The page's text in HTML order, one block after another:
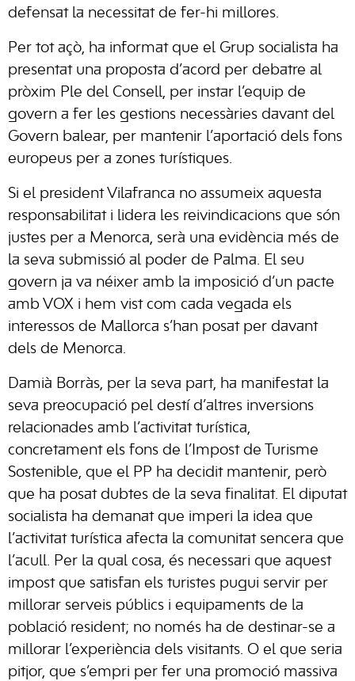
defensat la necessitat de fer-hi millores.
Per tot açò, ha informat que el Grup socialista ha
presentat una proposta d’acord per debatre al
pròxim Ple del Consell, per instar l’equip de
govern a fer les gestions necessàries davant del
Govern balear, per mantenir l’aportació dels fons
europeus per a zones turístiques.
Si el president Vilafranca no assumeix aquesta
responsabilitat i lidera les reivindicacions que són
justes per a Menorca, serà una evidència més de
la seva submissió al poder de Palma. El seu
govern ja va néixer amb la imposició d’un pacte
amb VOX i hem vist com cada vegada els
interessos de Mallorca s’han posat per davant
dels de Menorca.
Damià Borràs, per la seva part, ha manifestat la
seva preocupació pel destí d’altres inversions
relacionades amb l’activitat turística,
concretament els fons de l’Impost de Turisme
Sostenible, que el PP ha decidit mantenir, però
que ha posat dubtes de la seva finalitat. El diputat
socialista ha demanat que imperi la idea que
l’activitat turística afecta la comunitat sencera que
l’acull. Per la qual cosa, és necessari que aquest
impost que satisfan els turistes pugui servir per
millorar serveis públics i equipaments de la
població resident; no només ha de destinar-se a
millorar l’experiència dels visitants. O el que seria
pitjor, que s’empri per fer una promoció massiva